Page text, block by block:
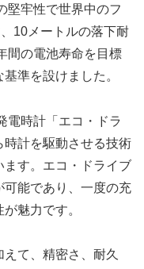
堅牢性で世界中のフ
10メートルの落下耐
間の電池寿命を目標
準を設けました。
電時計「エコ・ドラ
計を駆動させる技術
す。エコ・ドライブ
能であり、一度の充
魅力です。
て、精密さ、耐久